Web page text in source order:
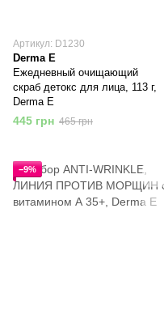
Артикул: D1230
Derma E
Ежедневный очищающий
скраб детокс для лица, 113 г,
Derma E
445 грн 465 грн
−9%